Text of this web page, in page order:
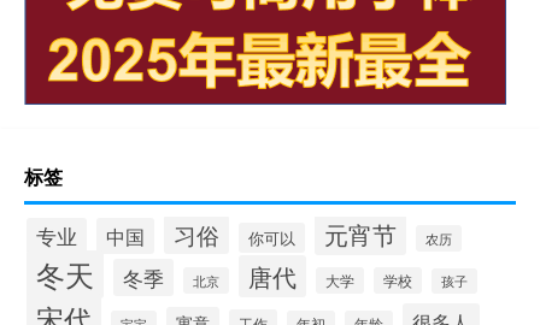
标签
专业 中国 习俗 你可以 元宵节 农历
冬天 冬季 北京 唐代 大学 学校 孩子